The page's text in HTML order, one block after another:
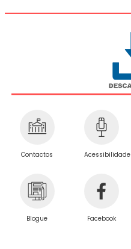
Contactos Acessibilidade
Blogue Facebook